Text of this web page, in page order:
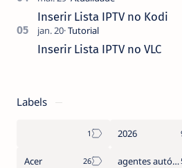
Inserir Lista IPTV no Kodi
Inserir Lista IPTV no VLC
Labels
2026
Acer agentes autónomos